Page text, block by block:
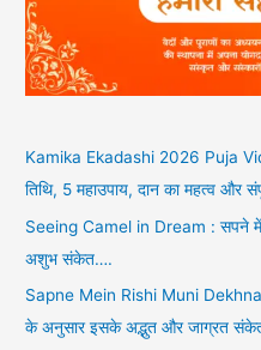
Kamika Ekadashi 2026 Puja
तिथि, 5 महाउपाय, दान का महत्व और
Seeing Camel in Dream : सपने
अशुभ संकेत….
Sapne Mein Rishi Muni Dekhna
के अनुसार इसके अद्भुत और जाग्रत